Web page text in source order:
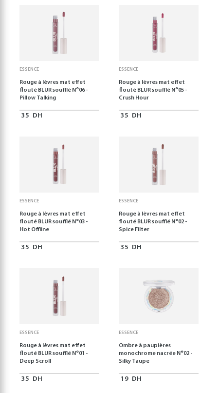
ESSENCE
Rouge à lèvres mat effet
flouté BLUR soufflé N°06 -
Pillow Talking
35 DH
ESSENCE
Rouge à lèvres mat effet
flouté BLUR soufflé N°05 -
Crush Hour
35 DH
ESSENCE
Rouge à lèvres mat effet
flouté BLUR soufflé N°03 -
Hot Offline
35 DH
ESSENCE
Rouge à lèvres mat effet
flouté BLUR soufflé N°02 -
Spice Filter
35 DH
ESSENCE
Rouge à lèvres mat effet
flouté BLUR soufflé N°01 -
Deep Scroll
35 DH
ESSENCE
Ombre à paupières
monochrome nacrée N°02 -
Silky Taupe
19 DH